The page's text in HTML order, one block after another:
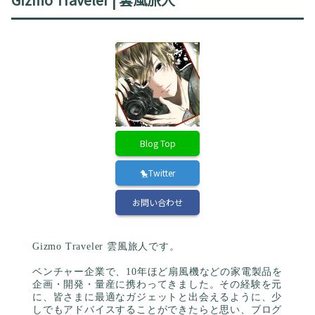
Blog Top
🐤Twitter
お問い合わせ
Gizmo Traveler 雲風旅人です。
ベンチャー企業で、10年ほど扇風機などの家電製品を
企画・開発・量産に携わってきました。その経験を元
に、皆さまに最適なガジェットと出会えるように、少
しでもアドバイスすることができたらと思い、ブログ